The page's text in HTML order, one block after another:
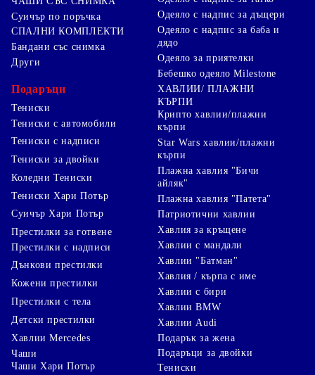
на графичната композиция, а понякога това означава,
че ще има два шева за запазване на основните
характеристики.
Спален комплект (частичен печат)
http://www.giftbg.com/spalen_komplekt_s_chastichen_pechat
Сред многобройните ни предложения за нетипични и
уникални подаръци попада и спален комплект с
частичен печат. Ако желаете да подновите спалното си
бельо с ново, което да не е просто цветно, но и да има
нещо, което да ви накара всяка вечер да заспивате с
усмивка на лицето, спален комплект с частичен печат е
нашето предложение. Печатът върху спалния комплект
може да бъде на всякаква тематика. Ако сте дизайнер и
желаете нещо нестандартно, то можете да заложите на
спален комплект с екстравагантни мотиви. Ако пък
искате да изненадате Вашата половинка с практичен
подарък като спален комплект, но искате да го
направите сантиментален, то можете да изберете
семейна снимка от последната ваканция като декорация
към спалния комплект. Снимката ще бъде отпечатана с
висока резолюция. Може би искате да подарите спален
комплект с частичен печат с лика на любимия
анимационен герой на вашето дете за Коледа, рожден
ден или по случай първия учебен ден? Само трябва да
ни кажете вашето желание, а ние ще се погрижим да го
осъществим.
Суичър по поръчка
СПАЛНИ КОМПЛЕКТИ
Бандани със снимка
Други
Подаръци
Тениски
Тениски с автомобили
Тениски с надписи
Тениски за двойки
Коледни Тениски
Тениски Хари Потър
Суичър Хари Потър
Престилки за готвене
Престилки с надписи
Дънкови престилки
Кожени престилки
Престилки с тела
Детски престилки
Одеяло с надпис за дъщери
Одеяло с надпис за баба и
дядо
Одеяло за приятелки
Бебешко одеяло Milestone
ХАВЛИИ/ ПЛАЖНИ
КЪРПИ
Крипто хавлии/плажни
кърпи
Star Wars хавлии/плажни
кърпи
Плажна хавлия "Бичи
айляк"
Плажна хавлия "Патета"
Патриотични хавлии
Хавлия за кръщене
Хавлии с мандали
Хавлии "Батман"
Хавлия / кърпа с име
Хавлии с бири
Хавлии BMW
Хавлии Audi
Хавлии Mercedes
Чаши
Чаши Хари Потър
Подарък за жена
Подаръци за двойки
Тениски